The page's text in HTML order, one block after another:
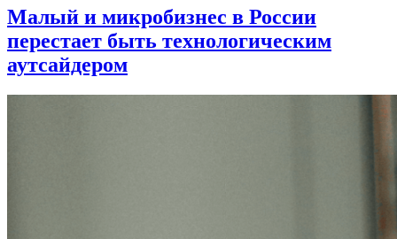
Малый и микробизнес в России
перестает быть технологическим
аутсайдером